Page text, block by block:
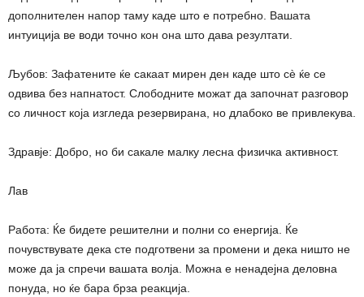
дополнителен напор таму каде што е потребно. Вашата
интуиција ве води точно кон она што дава резултати.
Љубов: Зафатените ќе сакаат мирен ден каде што сè ќе се
одвива без напнатост. Слободните можат да започнат разговор
со личност која изгледа резервирана, но длабоко ве привлекува.
Здравје: Добро, но би сакале малку лесна физичка активност.
Лав
Работа: Ќе бидете решителни и полни со енергија. Ќе
почувствувате дека сте подготвени за промени и дека ништо не
може да ја спречи вашата волја. Можна е ненадејна деловна
понуда, но ќе бара брза реакција.